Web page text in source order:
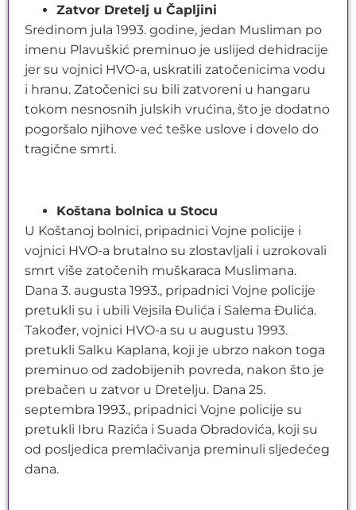
Zatvor Dretelj u Čapljini
Sredinom jula 1993. godine, jedan Musliman po
imenu Plavuškić preminuo je uslijed dehidracije
jer su vojnici HVO-a, uskratili zatočenicima vodu
i hranu. Zatočenici su bili zatvoreni u hangaru
tokom nesnosnih julskih vrućina, što je dodatno
pogoršalo njihove već teške uslove i dovelo do
tragične smrti.
Koštana bolnica u Stocu
U Koštanoj bolnici, pripadnici Vojne policije i
vojnici HVO-a brutalno su zlostavljali i uzrokovali
smrt više zatočenih muškaraca Muslimana.
Dana 3. augusta 1993., pripadnici Vojne policije
pretukli su i ubili Vejsila Đulića i Salema Đulića.
Također, vojnici HVO-a su u augustu 1993.
pretukli Salku Kaplana, koji je ubrzo nakon toga
preminuo od zadobijenih povreda, nakon što je
prebačen u zatvor u Dretelju. Dana 25.
septembra 1993., pripadnici Vojne policije su
pretukli Ibru Razića i Suada Obradovića, koji su
od posljedica premlaćivanja preminuli sljedećeg
dana.